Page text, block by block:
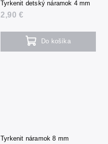
Tyrkenit detský náramok 4 mm
2,90 €
Do košíka
Tyrkenit náramok 8 mm